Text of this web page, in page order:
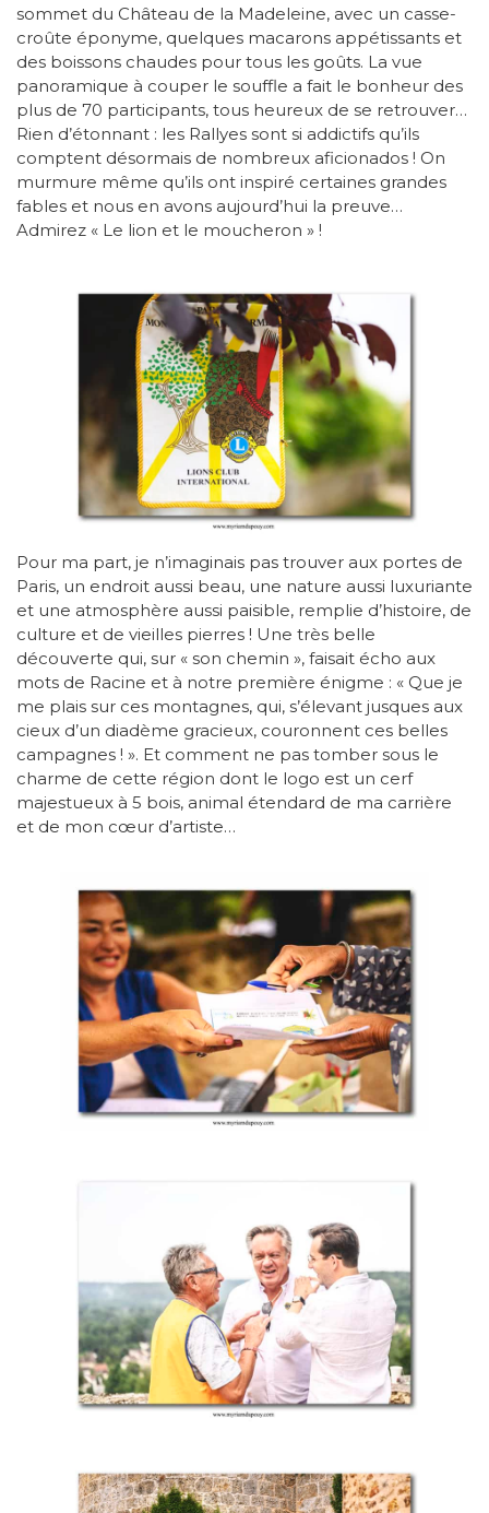
sommet du Château de la Madeleine, avec un casse-
croûte éponyme, quelques macarons appétissants et
des boissons chaudes pour tous les goûts. La vue
panoramique à couper le souffle a fait le bonheur des
plus de 70 participants, tous heureux de se retrouver…
Rien d’étonnant : les Rallyes sont si addictifs qu’ils
comptent désormais de nombreux aficionados ! On
murmure même qu’ils ont inspiré certaines grandes
fables et nous en avons aujourd’hui la preuve…
Admirez « Le lion et le moucheron » !
Pour ma part, je n’imaginais pas trouver aux portes de
Paris, un endroit aussi beau, une nature aussi luxuriante
et une atmosphère aussi paisible, remplie d’histoire, de
culture et de vieilles pierres ! Une très belle
découverte qui, sur « son chemin », faisait écho aux
mots de Racine et à notre première énigme : « Que je
me plais sur ces montagnes, qui, s’élevant jusques aux
cieux d’un diadème gracieux, couronnent ces belles
campagnes ! ». Et comment ne pas tomber sous le
charme de cette région dont le logo est un cerf
majestueux à 5 bois, animal étendard de ma carrière
et de mon cœur d’artiste…